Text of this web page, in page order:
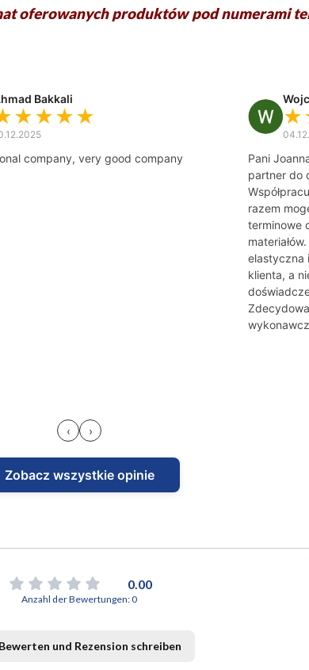
oferowanych produktów pod numerami
Bakkali
company, very good company
Pani
partner do
razem
terminowe
elastyczna
klienta, a
‹ ›
Zobacz wszystkie opinie
0.00
Anzahl der Bewertungen: 0
Bewerten und Rezension schreiben